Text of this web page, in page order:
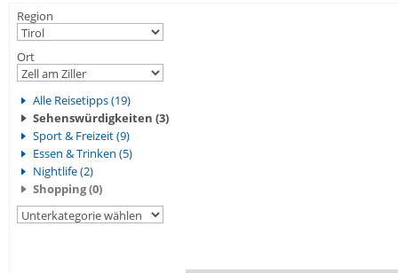
Region
Ort
Alle Reisetipps (19)
Sehenswürdigkeiten (3)
Sport & Freizeit (9)
Essen & Trinken (5)
Nightlife (2)
Shopping (0)